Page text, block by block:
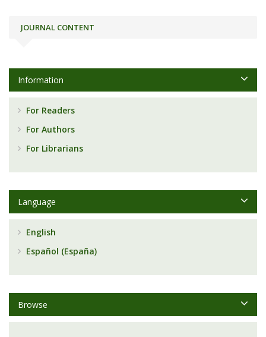
JOURNAL CONTENT
Information
For Readers
For Authors
For Librarians
Language
English
Español (España)
Browse